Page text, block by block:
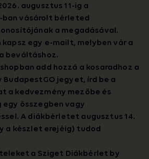
augusztus 11-ig a
ban vásárolt bérleted
a megadásával.
egy e-mailt, melyben vár a
beváltáshoz.
add hozzá a kosaradhoz a
jegyet, írd be a
a kedvezmény mezőbe és
egy összegben vagy
A diákbérletet augusztus 14.
a készlet erejéig) tudod
a Sziget Diákbérlet by